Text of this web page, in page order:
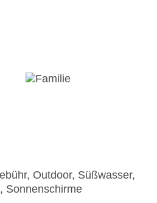
Kleidung
Küche: mediterran,
lactosefreie Gerichte,
à la carte, Menüwahl,
gegen Gebühr,
Bar“: Januar - November,
Uhr, gegen Gebühr
Bay“: Juli und August,
Outdoor, Süßwasser,
Sonnenschirme